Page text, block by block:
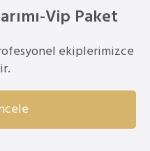
Vip Paket
ekiplerimizce